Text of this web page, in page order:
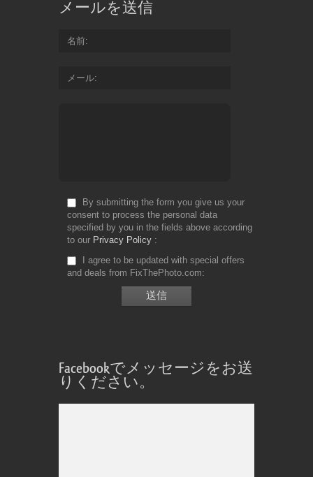
メールを送信
名前
メール
By submitting the form you give us your
consent to process the personal data
specified by you in the fields above according
to our Privacy Policy
I agree to be updated with special offers
and deals from FixThePhoto.com
Facebookでメッセージをお送
りください。